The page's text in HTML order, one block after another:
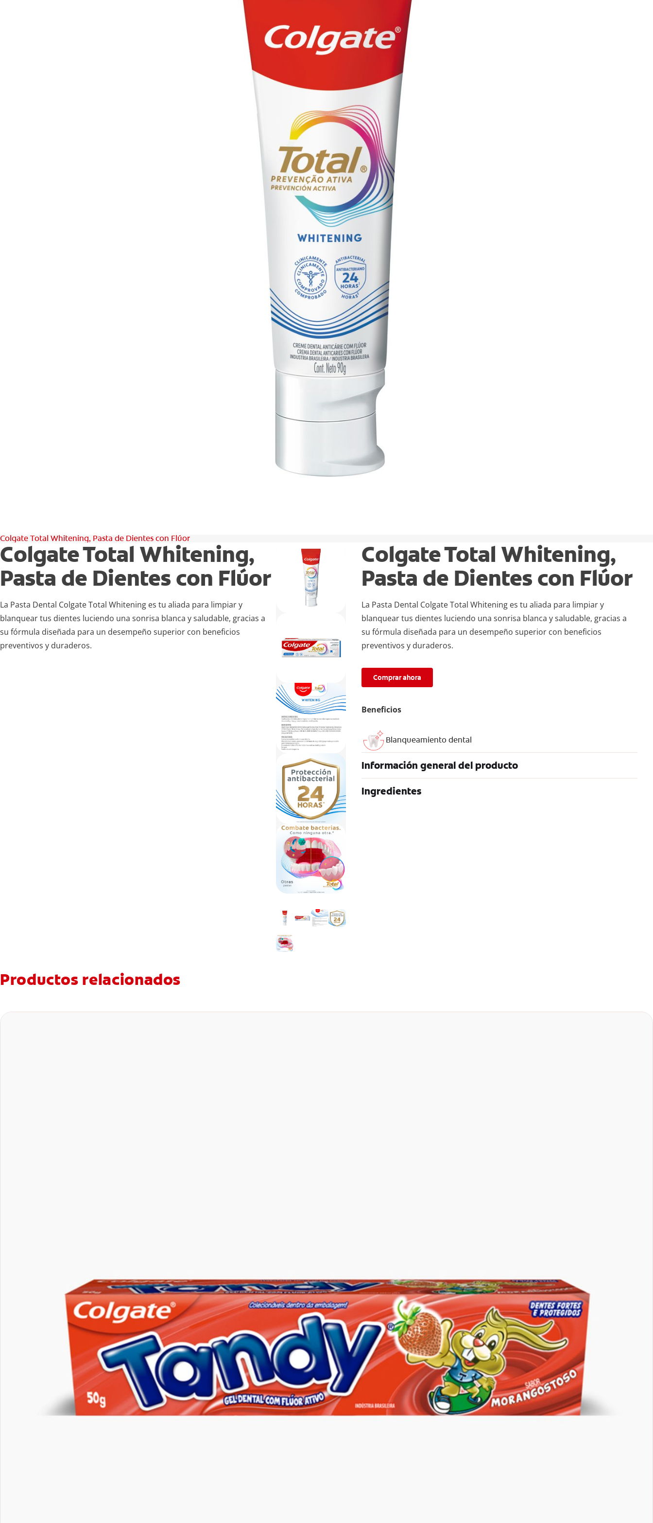
Colgate Total Whitening, Pasta de Dientes con Flúor
Colgate Total Whitening,
Pasta de Dientes con Flúor
La Pasta Dental Colgate Total Whitening es tu aliada para limpiar y
blanquear tus dientes luciendo una sonrisa blanca y saludable, gracias a
su fórmula diseñada para un desempeño superior con beneficios
preventivos y duraderos.
Colgate Total Whitening,
Pasta de Dientes con Flúor
La Pasta Dental Colgate Total Whitening es tu aliada para limpiar y
blanquear tus dientes luciendo una sonrisa blanca y saludable, gracias a
su fórmula diseñada para un desempeño superior con beneficios
preventivos y duraderos.
Comprar ahora
Beneficios
Blanqueamiento dental
Información general del producto
Ingredientes
Productos relacionados